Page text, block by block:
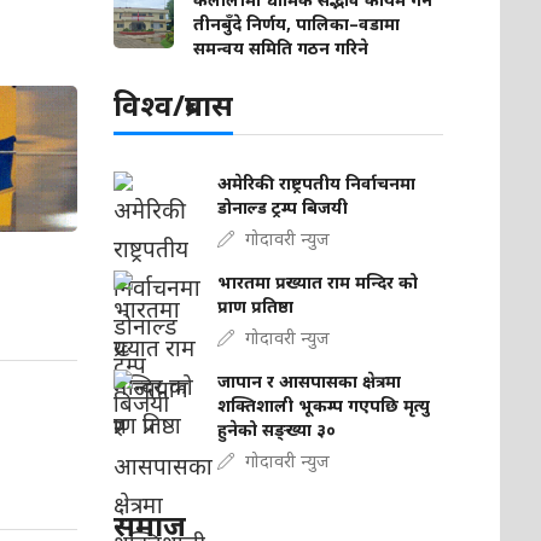
तीनबुँदे निर्णय, पालिका–वडामा
समन्वय समिति गठन गरिने
विश्व/प्रबास
अमेरिकी राष्ट्रपतीय निर्वाचनमा
डोनाल्ड ट्रम्प बिजयी
गोदावरी न्युज
भारतमा प्रख्यात राम मन्दिर को
प्राण प्रतिष्ठा
गोदावरी न्युज
जापान र आसपासका क्षेत्रमा
शक्तिशाली भूकम्प गएपछि मृत्यु
हुनेको सङ्ख्या ३०
गोदावरी न्युज
समाज